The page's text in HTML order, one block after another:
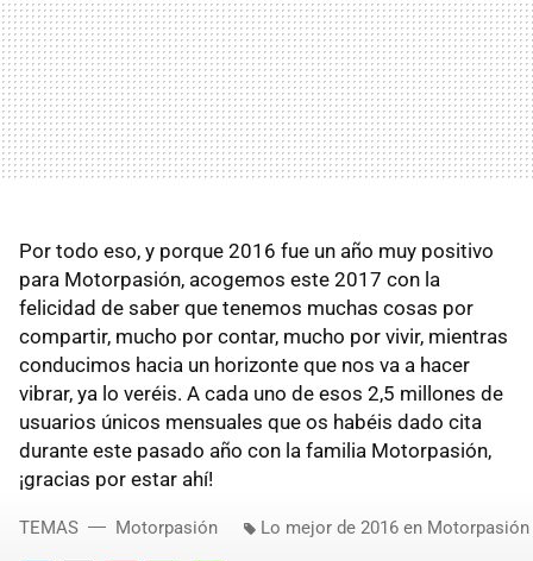
Por todo eso, y porque 2016 fue un año muy positivo
para Motorpasión, acogemos este 2017 con la
felicidad de saber que tenemos muchas cosas por
compartir, mucho por contar, mucho por vivir, mientras
conducimos hacia un horizonte que nos va a hacer
vibrar, ya lo veréis. A cada uno de esos 2,5 millones de
usuarios únicos mensuales que os habéis dado cita
durante este pasado año con la familia Motorpasión,
¡gracias por estar ahí!
TEMAS Motorpasión Lo mejor de 2016 en Motorpasión